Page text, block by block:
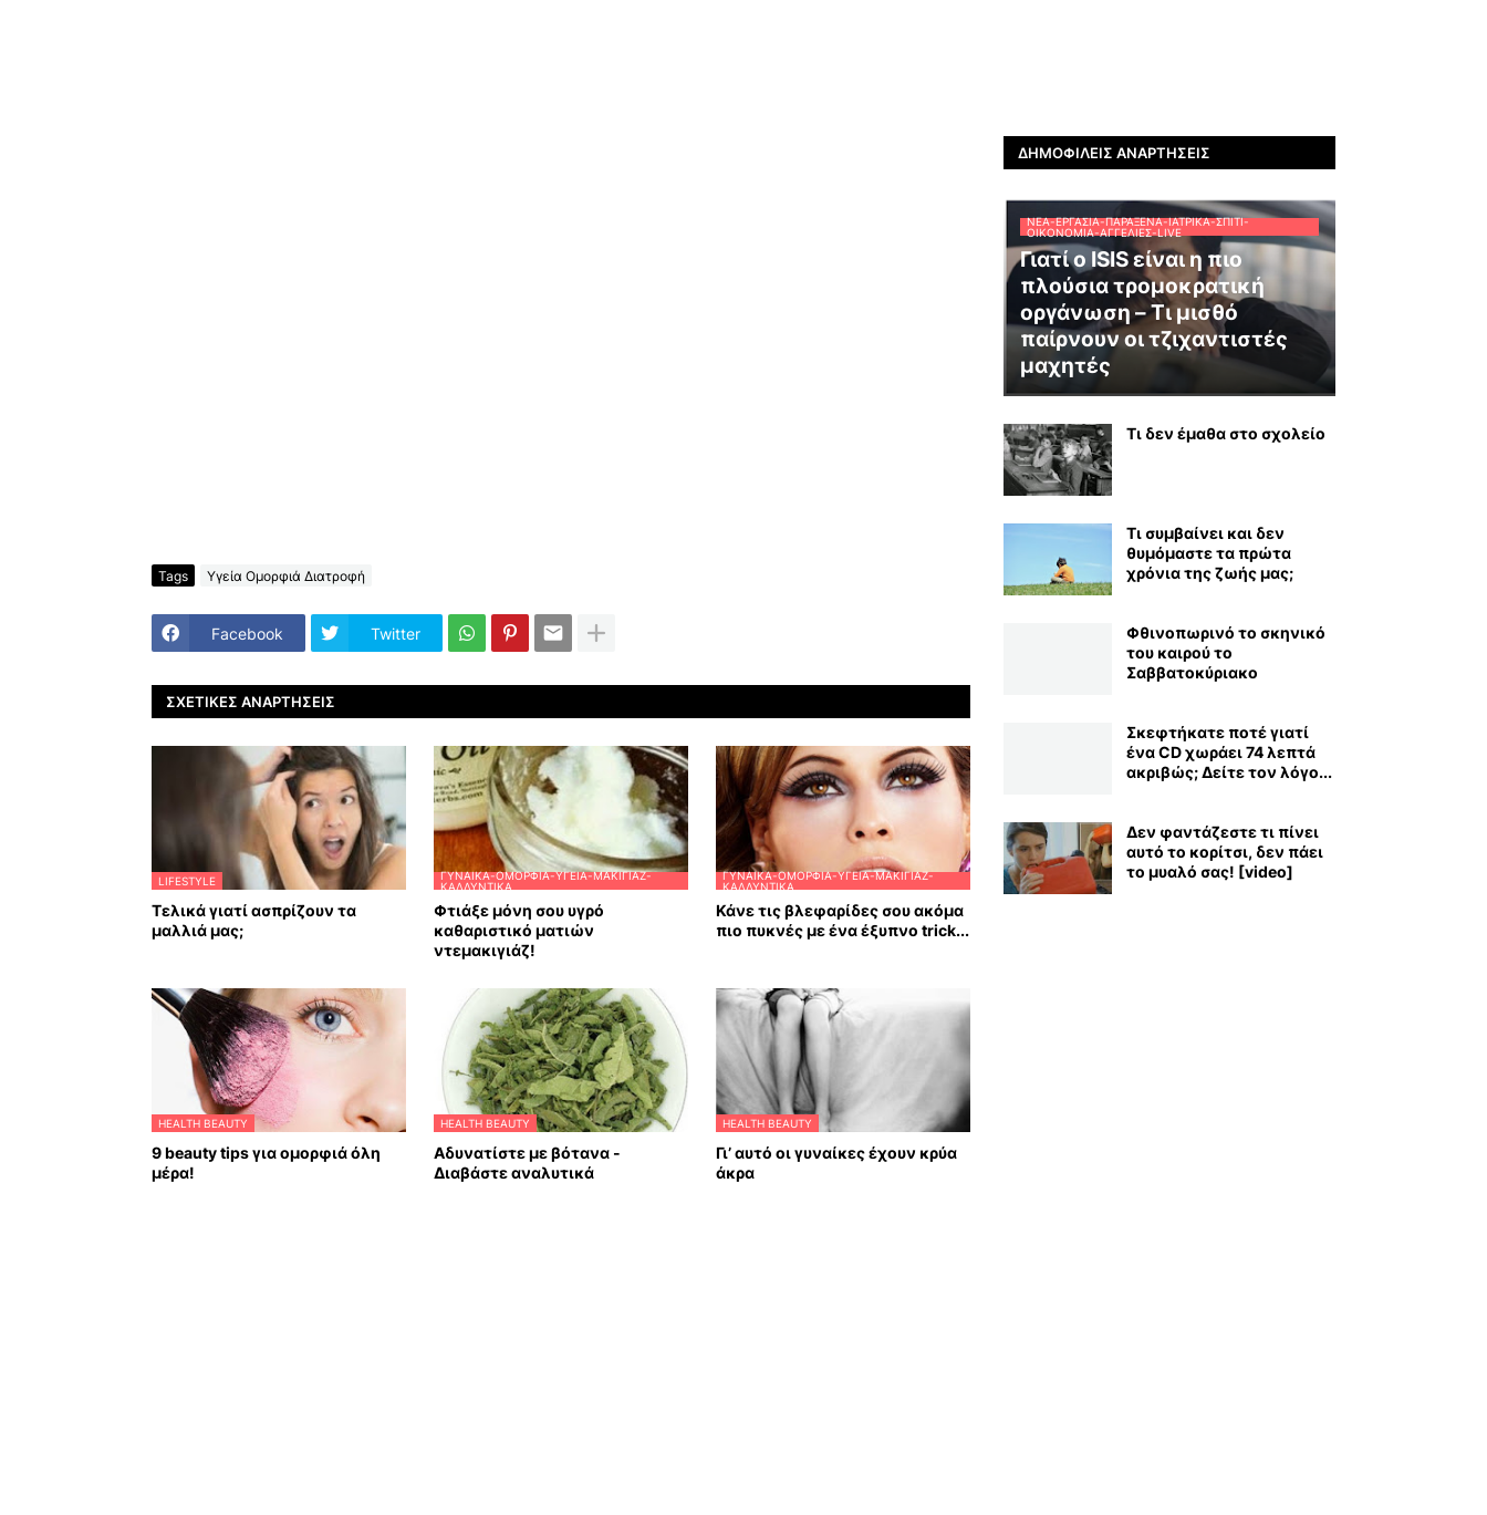
Tags Υγεία Ομορφιά Διατροφή
Facebook Twitter
ΣΧΕΤΙΚΈΣ ΑΝΑΡΤΉΣΕΙΣ
LIFESTYLE
Τελικά γιατί ασπρίζουν τα
μαλλιά μας;
ΓΥΝΑΊΚΑ-ΟΜΟΡΦΙΆ-ΥΓΕΊΑ-ΜΑΚΙΓΙΆΖ-
ΚΑΛΛΥΝΤΙΚΆ
Φτιάξε μόνη σου υγρό
καθαριστικό ματιών
ντεμακιγιάζ!
ΓΥΝΑΊΚΑ-ΟΜΟΡΦΙΆ-ΥΓΕΊΑ-ΜΑΚΙΓΙΆΖ-
ΚΑΛΛΥΝΤΙΚΆ
Κάνε τις βλεφαρίδες σου ακόμα
πιο πυκνές με ένα έξυπνο trick...
HEALTH BEAUTY
9 beauty tips για ομορφιά όλη
μέρα!
HEALTH BEAUTY
Αδυνατίστε με βότανα -
Διαβάστε αναλυτικά
HEALTH BEAUTY
Γι’ αυτό οι γυναίκες έχουν κρύα
άκρα
ΔΗΜΟΦΙΛΕΊΣ ΑΝΑΡΤΉΣΕΙΣ
ΝΈΑ-ΕΡΓΑΣΊΑ-ΠΑΡΆΞΕΝΑ-ΙΑΤΡΙΚΆ-ΣΠΊΤΙ-
ΟΙΚΟΝΟΜΊΑ-ΑΓΓΕΛΊΕΣ-LIVE
Γιατί ο ISIS είναι η πιο
πλούσια τρομοκρατική
οργάνωση – Τι μισθό
παίρνουν οι τζιχαντιστές
μαχητές
Τι δεν έμαθα στο σχολείο
Τι συμβαίνει και δεν
θυμόμαστε τα πρώτα
χρόνια της ζωής μας;
Φθινοπωρινό το σκηνικό
του καιρού το
Σαββατοκύριακο
Σκεφτήκατε ποτέ γιατί
ένα CD χωράει 74 λεπτά
ακριβώς; Δείτε τον λόγο...
Δεν φαντάζεστε τι πίνει
αυτό το κορίτσι, δεν πάει
το μυαλό σας! [video]